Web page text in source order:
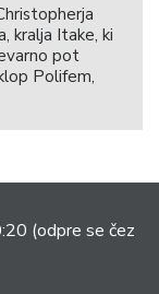
kralja Itake, ki
pot
Polifem,
(odpre se čez